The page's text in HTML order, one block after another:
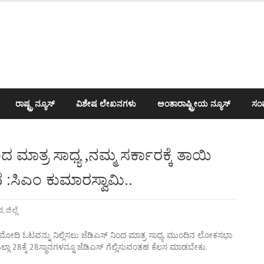
ರಾಷ್ಟ್ರ ನ್ಯೂಸ್ ವಿಶೇಷ ಲೇಖನಗಳು ಅಂತಾರಾಷ್ಟ್ರೀಯ ನ್ಯೂಸ್
ಸಾಧ್ಯ ,ನಮ್ಮ ಸರ್ಕಾರಕ್ಕೆ ತಾಯಿ
ಕುಮಾರಸ್ವಾಮಿ..
,ಜಿಲ್ಲೆ
ಓಟವನ್ನು ನಿಲ್ಲಿಸಲು ಜೆಡಿಎಸ್ ನಿಂದ ಮಾತ್ರ ಸಾಧ್ಯ. ಮುಂದಿನ ಲೋಕಸಭಾ
28ಕ್ಕೆ 28ಸ್ಥಾನಗಳನ್ನೂ ಜೆಡಿಎಸ್ ಗೆಲ್ಲಿಸುವಂತಹ ಕೆಲಸ ಮಾಡಬೇಕು.